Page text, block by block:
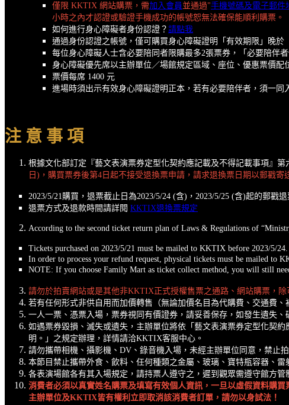
僅限 KKTIX 網站購票，需加入會員 並通過"手機號碼及電子郵件
小時之內才認證或驗證手機成功的帳號恕無法確保能順利購票。
如何進行身心障礙者身份認證？ 請點我
通過身份認證之帳號，僅可購買身心障礙證明「有效期限」晚於
每位身心障礙人士含必要陪同者限購最多2張票券，「必要陪伴
身心障礙優先席以主辦單位／場館規定區域、座位、優惠票價配
票價每席 1400 元
進場時須出示有效身心障礙證明正本，若有必要陪伴者，須一
注 意 事 項
根據文化部訂定『藝文表演票券定型化契約應記載及不得記載事項』
日)，購買票券後第4日起不接受退換票申請，請求退換票日期以郵戳寄
2023/5/21購買，退票截止日為2023/5/24 (含)，2023/5/25 (含)起的郵戳
退票方式及退款時間請詳閱 KKTIX退換票規定
According to the second ticket return plan of Laws & Regulations of
Tickets purchased on 2023/5/21 must be mailed to KKTIX before 2023/5/
In order to process your refund request, physical tickets must be mailed to
NOTE: If you choose Family Mart as ticket collect method, you will still
請勿於拍賣網站或是其他非KKTIX正式授權售票之通路、網站購票，
若有任何形式非供自用而加價轉售（無論加價名目為代購費、交通費
一人一票、憑票入場，票券視同有價證券，請妥善保存，如發生遺失、
如遇票券毀損、滅失或遺失，主辦單位將依「藝文表演票券定型化契
明。」之規定辦理，詳情請洽KKTIX客服中心。
請勿攜帶相機、攝影機、DV、錄音機入場，未經主辦單位同意，禁止
本節目禁止攜帶外食、飲料、任何種類之金屬、玻璃、寶特瓶容器、雷
各表演場館各有其入場規定，請持票人遵守之，遲到觀眾需遵守館方管
消費者必須以真實姓名購票及填寫有效個人資訊，一旦以虛假資料購
主辦單位及KKTIX皆有權利立即取消該消費者訂單，請勿以身試法！